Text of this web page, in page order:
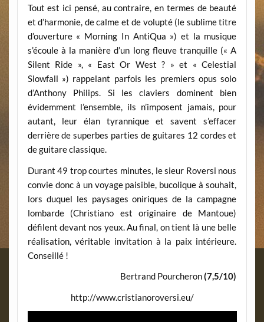
Tout est ici pensé, au contraire, en termes de beauté
et d’harmonie, de calme et de volupté (le sublime titre
d’ouverture « Morning In AntiQua ») et la musique
s’écoule à la manière d’un long fleuve tranquille (« A
Silent Ride », « East Or West ? » et « Celestial
Slowfall ») rappelant parfois les premiers opus solo
d’Anthony Philips. Si les claviers dominent bien
évidemment l’ensemble, ils n’imposent jamais, pour
autant, leur élan tyrannique et savent s’effacer
derrière de superbes parties de guitares 12 cordes et
de guitare classique.
Durant 49 trop courtes minutes, le sieur Roversi nous
convie donc à un voyage paisible, bucolique à souhait,
lors duquel les paysages oniriques de la campagne
lombarde (Christiano est originaire de Mantoue)
défilent devant nos yeux. Au final, on tient là une belle
réalisation, véritable invitation à la paix intérieure.
Conseillé !
Bertrand Pourcheron(7,5/10)
http://www.cristianoroversi.eu/